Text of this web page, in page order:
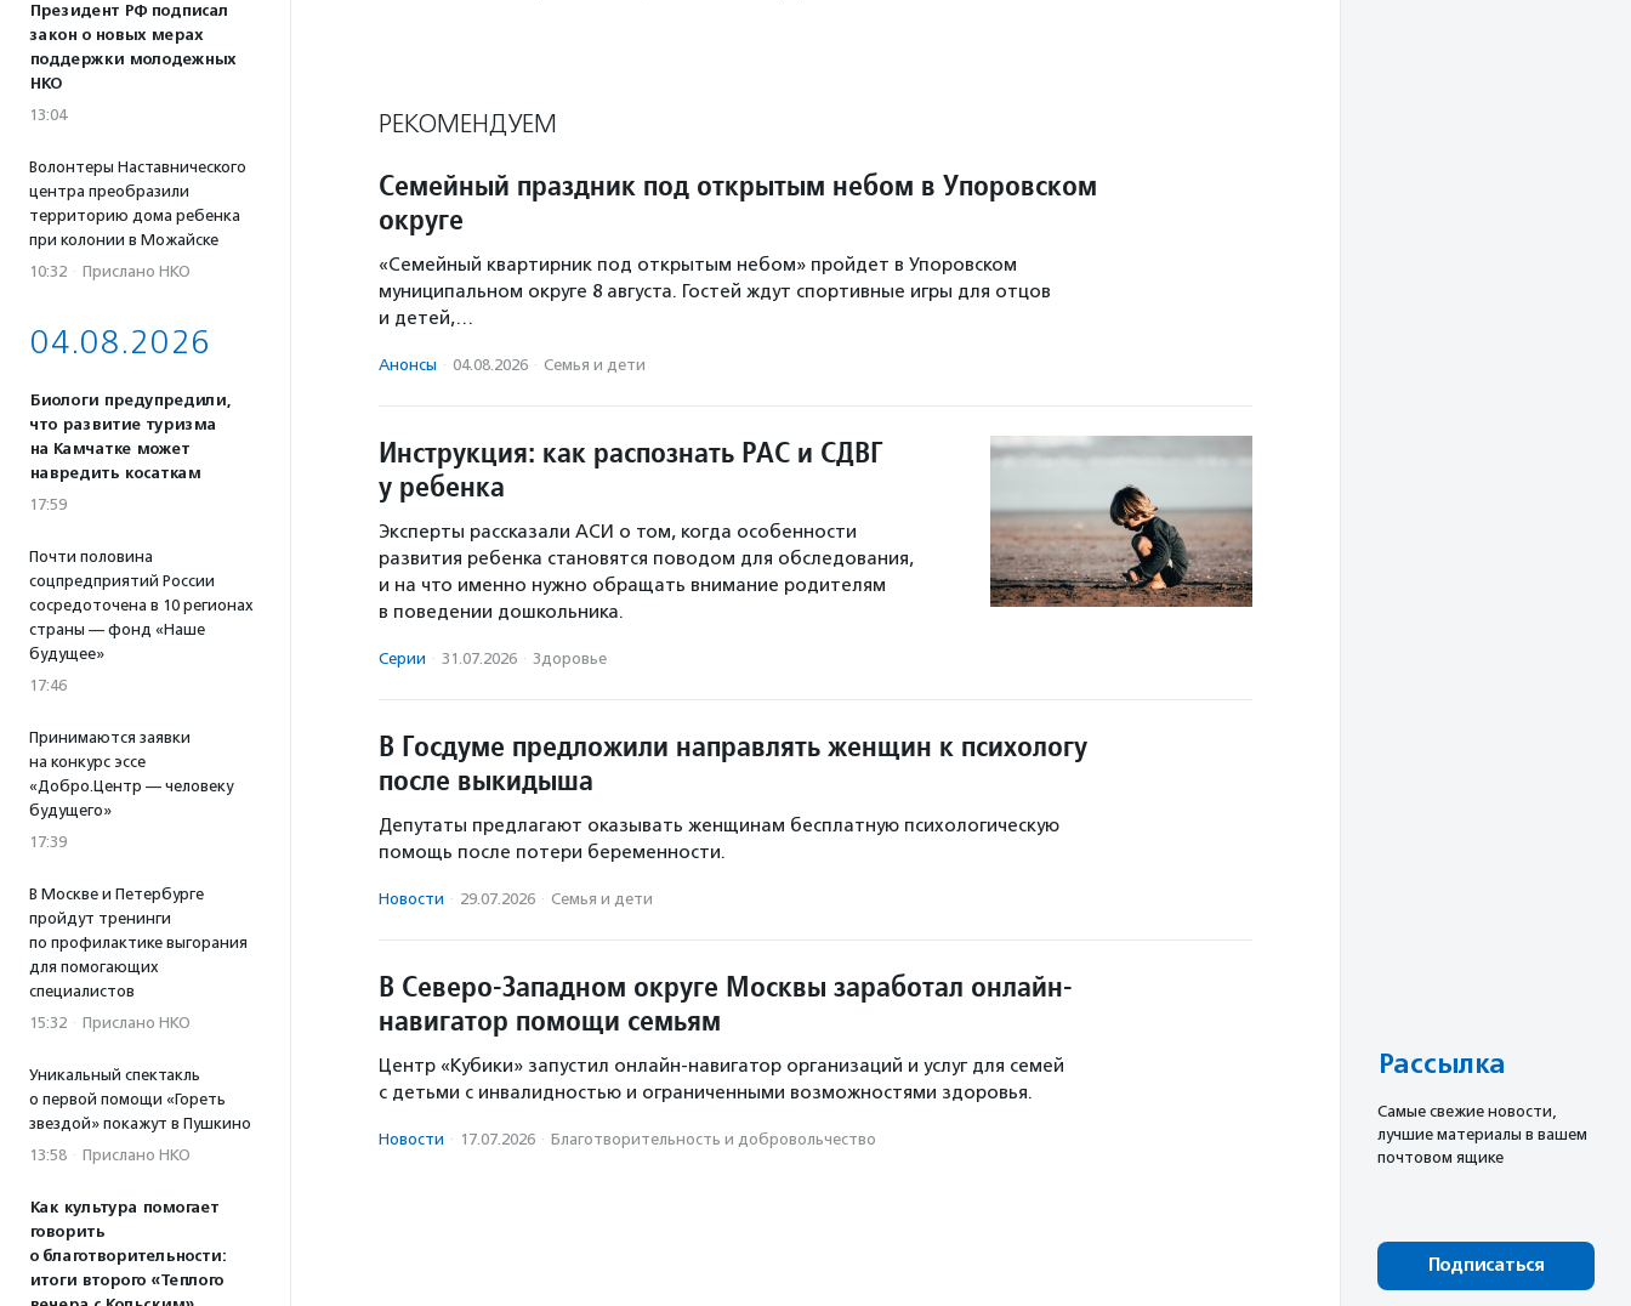
Президент РФ подписал
закон о новых мерах
поддержки молодежных
НКО
13:04
Волонтеры Наставнического
центра преобразили
территорию дома ребенка
при колонии в Можайске
10:32 · Прислано НКО
04.08.2026
Биологи предупредили,
что развитие туризма
на Камчатке может
навредить косаткам
17:59
Почти половина
соцпредприятий России
сосредоточена в 10 регионах
страны — фонд «Наше
будущее»
17:46
Принимаются заявки
на конкурс эссе
«Добро.Центр — человеку
будущего»
17:39
В Москве и Петербурге
пройдут тренинги
по профилактике выгорания
для помогающих
специалистов
15:32 · Прислано НКО
Уникальный спектакль
о первой помощи «Гореть
звездой» покажут в Пушкино
13:58 · Прислано НКО
Как культура помогает
говорить
о благотворительности:
итоги второго «Теплого
РЕКОМЕНДУЕМ
Семейный праздник под открытым небом в Упоровском
округе
«Семейный квартирник под открытым небом» пройдет в Упоровском
муниципальном округе 8 августа. Гостей ждут спортивные игры для отцов
и детей,…
Анонсы · 04.08.2026 · Семья и дети
Инструкция: как распознать РАС и СДВГ
у ребенка
Эксперты рассказали АСИ о том, когда особенности
развития ребенка становятся поводом для обследования,
и на что именно нужно обращать внимание родителям
в поведении дошкольника.
Серии · 31.07.2026 · Здоровье
В Госдуме предложили направлять женщин к психологу
после выкидыша
Депутаты предлагают оказывать женщинам бесплатную психологическую
помощь после потери беременности.
Новости · 29.07.2026 · Семья и дети
В Северо-Западном округе Москвы заработал онлайн-
навигатор помощи семьям
Центр «Кубики» запустил онлайн-навигатор организаций и услуг для семей
с детьми с инвалидностью и ограниченными возможностями здоровья.
Новости · 17.07.2026 · Благотвори­тель­ность и доброволь­чест­во
Рассылка
Cамые свежие новости,
лучшие материалы в вашем
почтовом ящике
Подписаться